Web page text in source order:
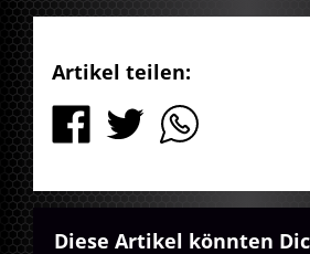
Artikel teilen:
Diese Artikel könnten